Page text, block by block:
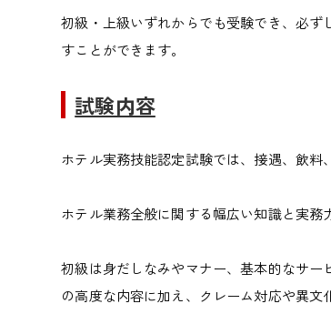
初級・上級いずれからでも受験でき、必
すことができます。
試験内容
ホテル実務技能認定試験では、接遇、飲料
ホテル業務全般に関する幅広い知識と実務
初級は身だしなみやマナー、基本的なサ
の高度な内容に加え、クレーム対応や異文